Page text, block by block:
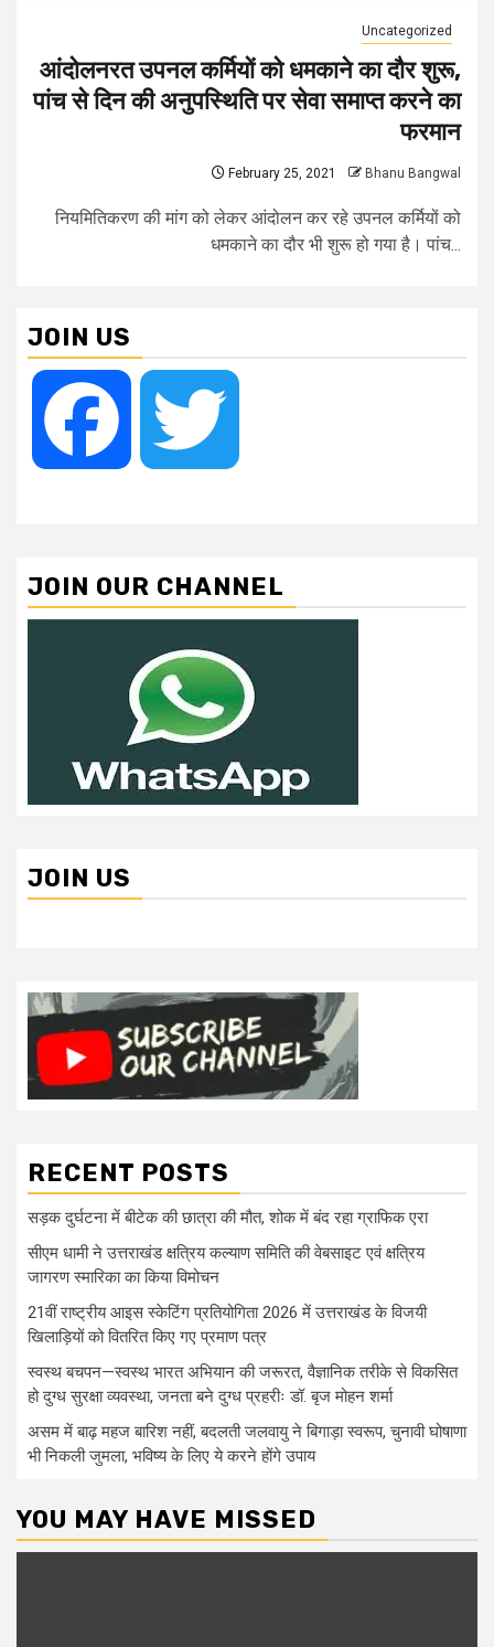
Uncategorized
आंदोलनरत उपनल कर्मियों को धमकाने का दौर शुरू,
पांच से दिन की अनुपस्थिति पर सेवा समाप्त करने का
फरमान
February 25, 2021 Bhanu Bangwal
नियमितिकरण की मांग को लेकर आंदोलन कर रहे उपनल कर्मियों को
धमकाने का दौर भी शुरू हो गया है। पांच...
JOIN US
Facebook
JOIN OUR CHANNEL
JOIN US
RECENT POSTS
सड़क दुर्घटना में बीटेक की छात्रा की मौत, शोक में बंद रहा ग्राफिक एरा
सीएम धामी ने उत्तराखंड क्षत्रिय कल्याण समिति की वेबसाइट एवं क्षत्रिय
जागरण स्मारिका का किया विमोचन
21वीं राष्ट्रीय आइस स्केटिंग प्रतियोगिता 2026 में उत्तराखंड के विजयी
खिलाड़ियों को वितरित किए गए प्रमाण पत्र
स्वस्थ बचपन—स्वस्थ भारत अभियान की जरूरत, वैज्ञानिक तरीके से विकसित
हो दुग्ध सुरक्षा व्यवस्था, जनता बने दुग्ध प्रहरीः डॉ. बृज मोहन शर्मा
असम में बाढ़ महज बारिश नहीं, बदलती जलवायु ने बिगाड़ा स्वरूप, चुनावी घोषाणा
भी निकली जुमला, भविष्य के लिए ये करने होंगे उपाय
YOU MAY HAVE MISSED